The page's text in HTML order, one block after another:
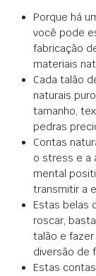
Porque há
você pode
fabricação
materiais
Cada talão
naturais
tamanho,
pedras
Contas
o stress e a
mental
transmitir a
Estas belas
roscar,
talão e fazer
diversão de
Estas